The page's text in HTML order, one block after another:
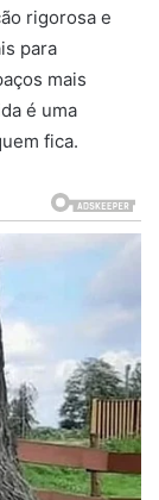
rigorosa e
para
mais
é uma
fica.